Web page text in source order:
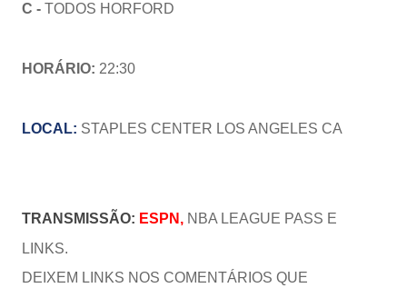
C - TODOS HORFORD
HORÁRIO: 22:30
LOCAL: STAPLES CENTER LOS ANGELES CA
TRANSMISSÃO: ESPN, NBA LEAGUE PASS E
LINKS.
DEIXEM LINKS NOS COMENTÁRIOS QUE